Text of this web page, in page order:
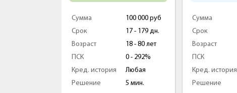
Сумма
100 000 руб
Срок
17 - 179 дн.
Возраст
18 - 80 лет
ПСК
0 - 292%
Кред. история
Любая
Решение
5 мин.
Сумма
Срок
Возраст
ПСК
Кред. история
Решение